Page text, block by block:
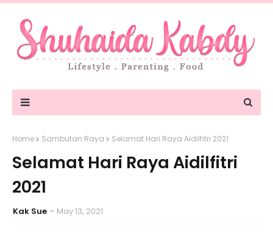
Home Sambutan Raya Selamat Hari Raya Aidilfitri 2021
Selamat Hari Raya Aidilfitri
2021
Kak Sue May 13, 2021